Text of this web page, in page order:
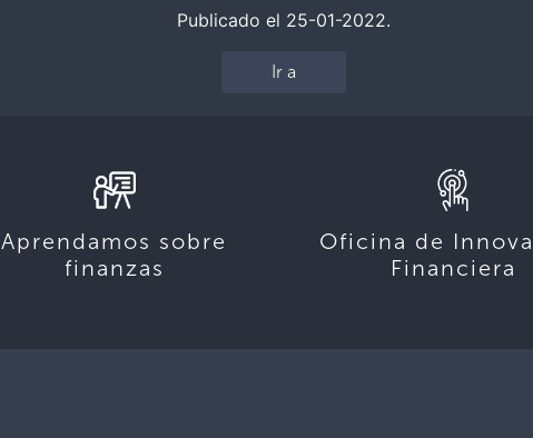
Publicado el 25-01-2022.
Ir a
Aprendamos sobre
finanzas
Oficina de
Financiera